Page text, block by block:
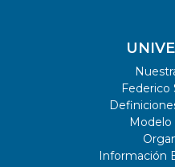
Federico
Modelo
Información